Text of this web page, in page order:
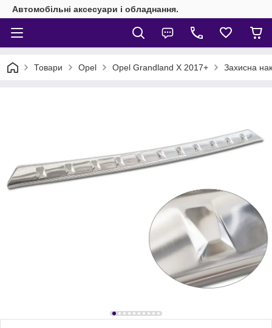
Автомобільні аксесуари і обладнання.
Товари Opel Opel Grandland X 2017+ Захисна